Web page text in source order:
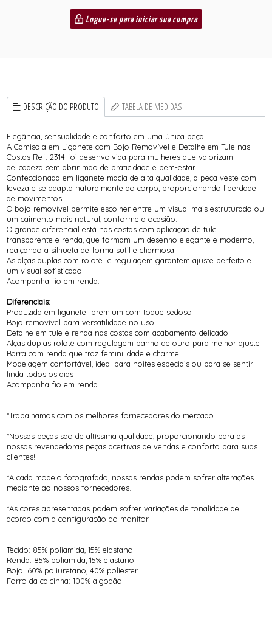
Logue-se para iniciar sua compra
DESCRIÇÃO DO PRODUTO TABELA DE MEDIDAS
Elegância, sensualidade e conforto em uma única peça.
A Camisola em Liganete com Bojo Removível e Detalhe em Tule nas
Costas Ref. 2314 foi desenvolvida para mulheres que valorizam
delicadeza sem abrir mão de praticidade e bem-estar.
Confeccionada em liganete macia de alta qualidade, a peça veste com
leveza e se adapta naturalmente ao corpo, proporcionando liberdade
de movimentos.
O bojo removível permite escolher entre um visual mais estruturado ou
um caimento mais natural, conforme a ocasião.
O grande diferencial está nas costas com aplicação de tule
transparente e renda, que formam um desenho elegante e moderno,
realçando a silhueta de forma sutil e charmosa.
As alças duplas com rolotê e regulagem garantem ajuste perfeito e
um visual sofisticado.
Acompanha fio em renda.
Diferenciais:
Produzida em liganete premium com toque sedoso
Bojo removível para versatilidade no uso
Detalhe em tule e renda nas costas com acabamento delicado
Alças duplas rolotê com regulagem banho de ouro para melhor ajuste
Barra com renda que traz feminilidade e charme
Modelagem confortável, ideal para noites especiais ou para se sentir
linda todos os dias
Acompanha fio em renda.
*Trabalhamos com os melhores fornecedores do mercado.
*Nossas peças são de altíssima qualidade, proporcionando para as
nossas revendedoras peças acertivas de vendas e conforto para suas
clientes!
*A cada modelo fotografado, nossas rendas podem sofrer alterações
mediante ao nossos fornecedores.
*As cores apresentadas podem sofrer variações de tonalidade de
acordo com a configuração do monitor.
Tecido: 85% poliamida, 15% elastano
Renda: 85% poliamida, 15% elastano
Bojo: 60% poliuretano, 40% poliester
Forro da calcinha: 100% algodão.